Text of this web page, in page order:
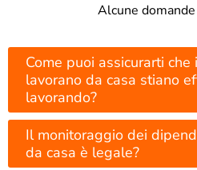
Alcune
Come puoi assicurarti
lavorano da casa stiano
lavorando?
Il monitoraggio dei
da casa è legale?